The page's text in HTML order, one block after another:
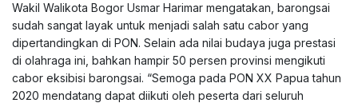
Wakil Walikota Bogor Usmar Harimar mengatakan, barongsai
sudah sangat layak untuk menjadi salah satu cabor yang
dipertandingkan di PON. Selain ada nilai budaya juga prestasi
di olahraga ini, bahkan hampir 50 persen provinsi mengikuti
cabor eksibisi barongsai. “Semoga pada PON XX Papua tahun
2020 mendatang dapat diikuti oleh peserta dari seluruh